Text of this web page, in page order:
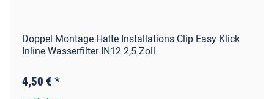
Doppel Montage Halte Installations Clip Easy Klick
Inline Wasserfilter IN12 2,5 Zoll
4,50 € *